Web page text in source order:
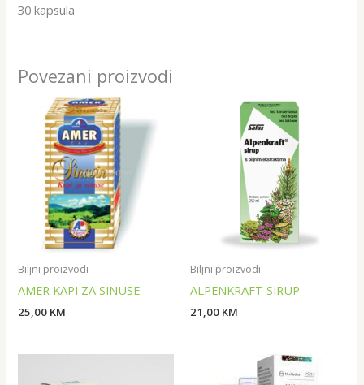
30 kapsula
Povezani proizvodi
Biljni proizvodi
AMER KAPI ZA SINUSE
25,00 KM
Biljni proizvodi
ALPENKRAFT SIRUP
21,00 KM